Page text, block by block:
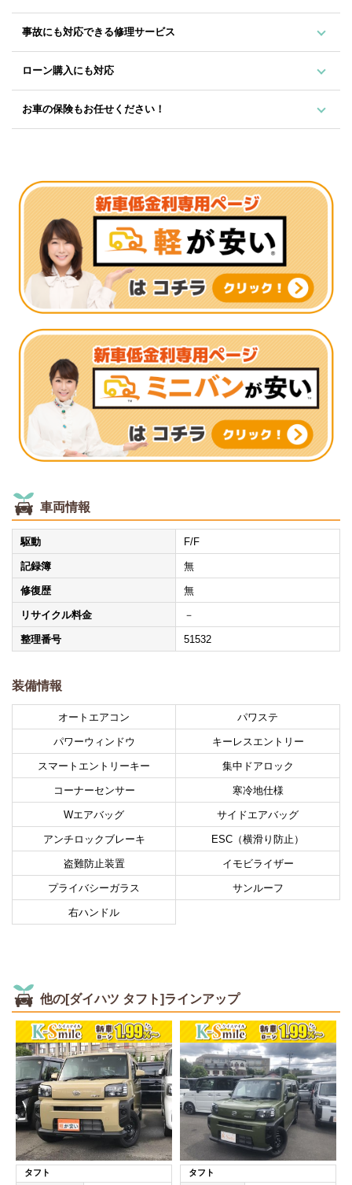
車両情報
駆動 F/F
記録簿 無
修復歴 無
リサイクル料金 －
整理番号 51532
装備情報
オートエアコン パワステ
パワーウィンドウ キーレスエントリー
スマートエントリーキー 集中ドアロック
コーナーセンサー 寒冷地仕様
Wエアバッグ サイドエアバッグ
アンチロックブレーキ ESC（横滑り防止）
盗難防止装置 イモビライザー
プライバシーガラス サンルーフ
右ハンドル
事故にも対応できる修理サービス
ローン購入にも対応
お車の保険もお任せください！
他の[ダイハツ タフト]ラインアップ
タフト タフト